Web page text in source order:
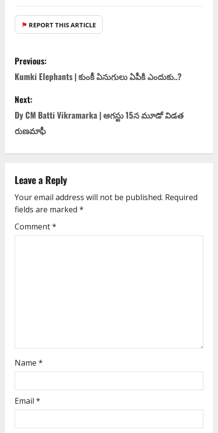
⚑ REPORT THIS ARTICLE
Previous:
Kumki Elephants | కుంకీ ఏనుగులు ఏపీకి ఎందుకు..?
Next:
Dy CM Batti Vikramarka | ఆగ‌స్టు 15న మూడో విడ‌త
రుణ‌మాఫీ
Leave a Reply
Your email address will not be published. Required
fields are marked *
Comment*
Name *
Email *